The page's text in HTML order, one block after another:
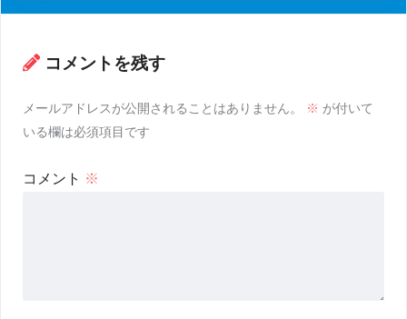
コメントを残す
メールアドレスが公開されることはありません。 ※ が付いて
いる欄は必須項目です
コメント ※